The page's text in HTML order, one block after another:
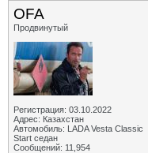
OFA
Продвинутый
Регистрация: 03.10.2022
Адрес: Казахстан
Автомобиль: LADA Vesta Classic
Start седан
Сообщений: 11,954